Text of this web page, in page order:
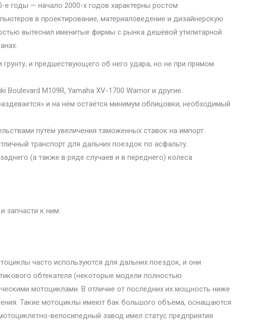
годы — начало 2000-х годов характерны ростом
в проектирование, материаловедение и дизайнерскую
вытеснил именитые фирмы с рынка дешёвой утилитарной
и предшествующего об него удара, но не при прямом
M109R, Yamaha XV-1700 Warrior и другие.
и на нём остаётся минимум облицовки, необходимый
путём увеличения таможенных ставок на импорт.
транспорт для дальних поездок по асфальту.
(а также в ряде случаев и в переднего) колеса
запчасти к ним.
часто используются для дальних поездок, и они
обтекателя (некоторые модели полностью
мотоциклами. В отличие от последних их мощность ниже
Такие мотоциклы имеют бак большого объёма, оснащаются
велосипедный завод имел статус предприятия